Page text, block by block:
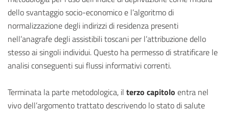
dello svantaggio socio-economico e l’algoritmo di
normalizzazione degli indirizzi di residenza presenti
nell’anagrafe degli assistibili toscani per l’attribuzione dello
stesso ai singoli individui. Questo ha permesso di stratificare le
analisi conseguenti sui flussi informativi correnti.
Terminata la parte metodologica, il terzo capitolo entra nel
vivo dell’argomento trattato descrivendo lo stato di salute